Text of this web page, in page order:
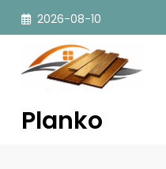
Przejdź
2026-08-10
Planko